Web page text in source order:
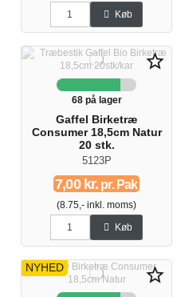
Køb
star_border
68 på lager
Gaffel Birketræ
Consumer 18,5cm Natur
20 stk.
5123P
7,00 kr. pr. Pak
(8.75,- inkl. moms)
Køb
NYHED star_border